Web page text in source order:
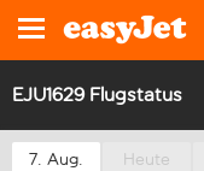
EJU1629 Flugstatus
7. Aug. Heute